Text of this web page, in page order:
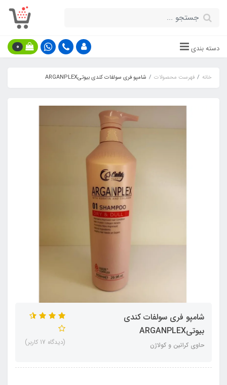
دسته بندی 0
خانه فهرست محصولات شامپو فری سولفات کندی بیوتیARGANPLEX
شامپو فری سولفات کندی
بیوتیARGANPLEX
حاوی کراتین و کولاژن (دیدگاه 17 کاربر)